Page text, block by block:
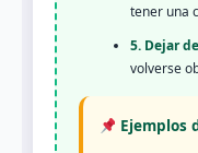
tener una
5. Dejar
volverse
Ejemplos